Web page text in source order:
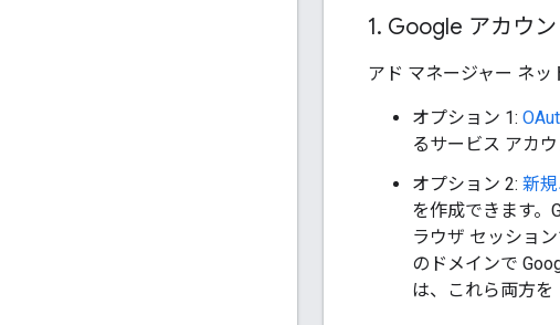
1. Google アカウ
アド マネージャー ネッ
オプション 1:
るサービス アカ
オプション 2: 新
を作成できます
ラウザ セッショ
のドメインで
は、これら両方を